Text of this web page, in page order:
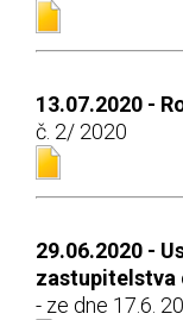
13.07.2020 -
č. 2/ 2020
29.06.2020 -
zastupitelstva
- ze dne 17.6.